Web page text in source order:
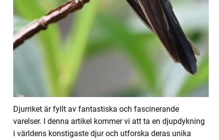
Djurriket är fyllt av fantastiska och fascinerande
varelser. I denna artikel kommer vi att ta en djupdykning
i världens konstigaste djur och utforska deras unika